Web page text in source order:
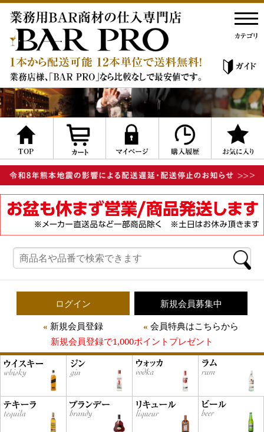
ログイン
新規会員登録
新規会員募集中
会員特典はこちらから
新規会員登録で1,000ポイントプレゼント